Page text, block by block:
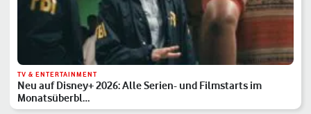
TV & ENTERTAINMENT
Neu auf Disney+ 2026: Alle Serien- und Filmstarts im
Monatsüberbl…